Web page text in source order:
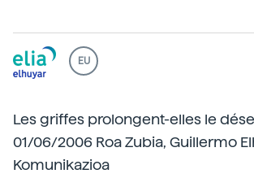
EU
Les griffes prolongent-elles le
01/06/2006 Roa Zubia, Guillermo
Komunikazioa